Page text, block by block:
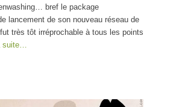
bref le package
lancement de son nouveau réseau de
très tôt irréprochable à tous les points
suite…